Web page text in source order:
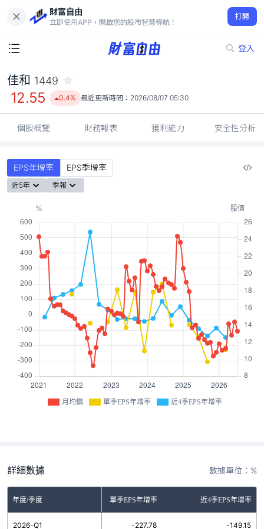
財富自由
立即使用APP，開啟您的股市智慧導航！
打開
登入
12.55
0.4%
佳和 1449
12.55 0.4% 最近更新時間： 2026/08/07 05:30
個股概覽 財務報表 獲利能力 安全性分析
EPS年增率 EPS季增率
近5年 季報
月均價 單季EPS年增率 近4季EPS年增率
詳細數據 數據單位：%
年度/季度 單季EPS年增率 近4季EPS年增率
2026-Q1 -227.78 -149.15